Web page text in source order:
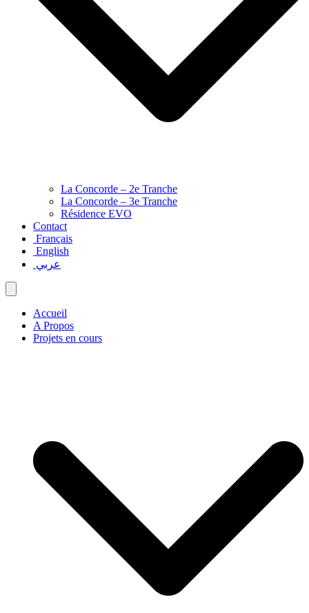
La Concorde – 2e Tranche
La Concorde – 3e Tranche
Résidence EVO
Contact
Français
English
عربي
Accueil
A Propos
Projets en cours